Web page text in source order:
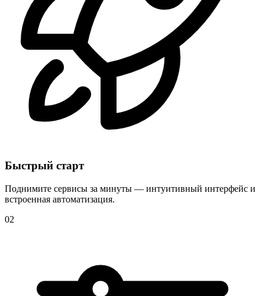
Быстрый старт
Поднимите сервисы за минуты — интуитивный интерфейс и
встроенная автоматизация.
02